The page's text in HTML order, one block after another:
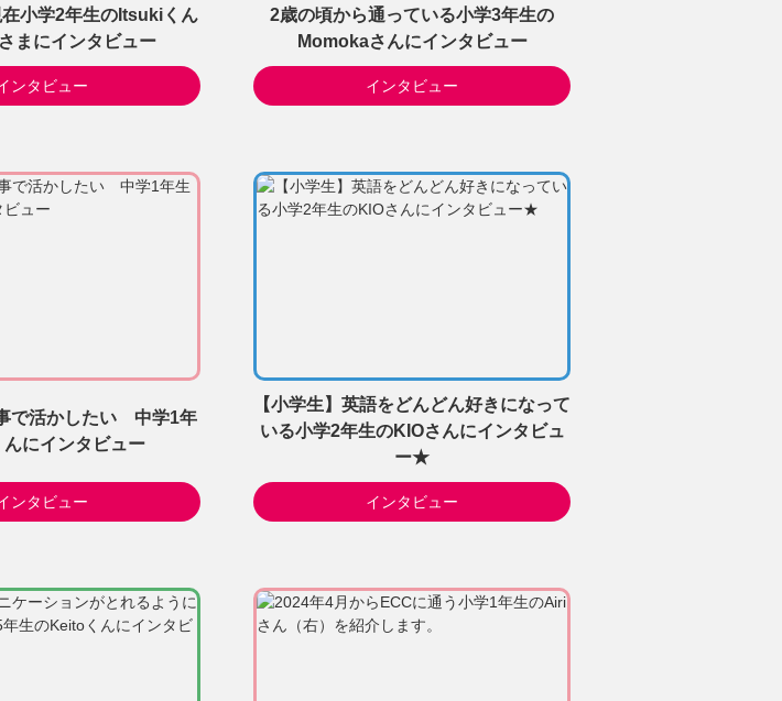
小学2年生のItsukiくん
まにインタビュー
ンタビュー
2歳の頃から通っている小学3年生の
Momokaさんにインタビュー
インタビュー
で活かしたい 中学1年
にインタビュー
ンタビュー
【小学生】英語をどんどん好きになって
いる小学2年生のKIOさんにインタビュ
ー★
インタビュー